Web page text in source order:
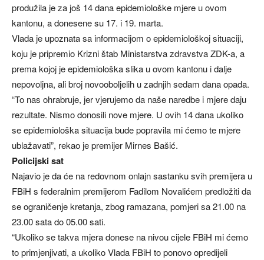
produžila je za još 14 dana epidemiološke mjere u ovom
kantonu, a donesene su 17. i 19. marta.
Vlada je upoznata sa informacijom o epidemiološkoj situaciji,
koju je pripremio Krizni štab Ministarstva zdravstva ZDK-a, a
prema kojoj je epidemiološka slika u ovom kantonu i dalje
nepovoljna, ali broj novooboljelih u zadnjih sedam dana opada.
“To nas ohrabruje, jer vjerujemo da naše naredbe i mjere daju
rezultate. Nismo donosili nove mjere. U ovih 14 dana ukoliko
se epidemiološka situacija bude popravila mi ćemo te mjere
ublažavati”, rekao je premijer Mirnes Bašić.
Policijski sat
Najavio je da će na redovnom onlajn sastanku svih premijera u
FBiH s federalnim premijerom Fadilom Novalićem predložiti da
se ograničenje kretanja, zbog ramazana, pomjeri sa 21.00 na
23.00 sata do 05.00 sati.
“Ukoliko se takva mjera donese na nivou cijele FBiH mi ćemo
to primjenjivati, a ukoliko Vlada FBiH to ponovo opredijeli